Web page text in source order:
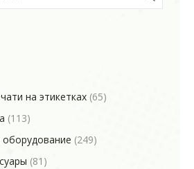
на этикетках (65)
(113)
(249)
(81)